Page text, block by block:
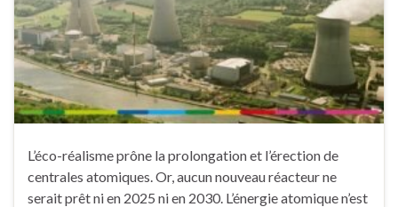
L’éco-réalisme prône la prolongation et l’érection de
centrales atomiques. Or, aucun nouveau réacteur ne
serait prêt ni en 2025 ni en 2030. L’énergie atomique n’est